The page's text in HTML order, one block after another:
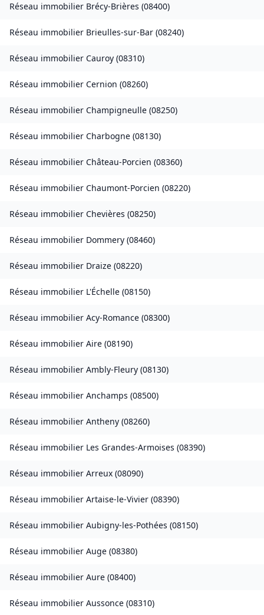
Réseau immobilier Brécy-Brières (08400)
Réseau immobilier Brieulles-sur-Bar (08240)
Réseau immobilier Cauroy (08310)
Réseau immobilier Cernion (08260)
Réseau immobilier Champigneulle (08250)
Réseau immobilier Charbogne (08130)
Réseau immobilier Château-Porcien (08360)
Réseau immobilier Chaumont-Porcien (08220)
Réseau immobilier Chevières (08250)
Réseau immobilier Dommery (08460)
Réseau immobilier Draize (08220)
Réseau immobilier L'Échelle (08150)
Réseau immobilier Acy-Romance (08300)
Réseau immobilier Aire (08190)
Réseau immobilier Ambly-Fleury (08130)
Réseau immobilier Anchamps (08500)
Réseau immobilier Antheny (08260)
Réseau immobilier Les Grandes-Armoises (08390)
Réseau immobilier Arreux (08090)
Réseau immobilier Artaise-le-Vivier (08390)
Réseau immobilier Aubigny-les-Pothées (08150)
Réseau immobilier Auge (08380)
Réseau immobilier Aure (08400)
Réseau immobilier Aussonce (08310)